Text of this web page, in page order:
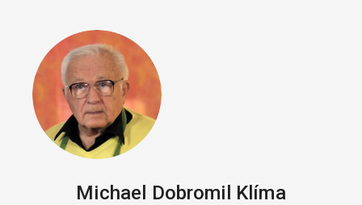
Michael Dobromil Klíma